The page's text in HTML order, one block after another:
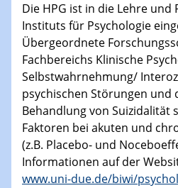
Die HPG ist in die Lehre und
Instituts für Psychologie
Übergeordnete
Fachbereichs Klinische
Selbstwahrnehmung/
psychischen Störungen und
Behandlung von Suizidalität
Faktoren bei akuten und
(z.B. Placebo- und
Informationen auf der
www.uni-due.de/biwi/